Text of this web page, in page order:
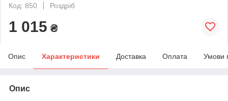
Код: 850
Роздріб
1 015 ₴
Опис Характеристики Доставка Оплата Умови
Опис